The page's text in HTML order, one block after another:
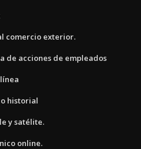
comercio exterior.
de acciones de empleados
historial
y satélite.
online.